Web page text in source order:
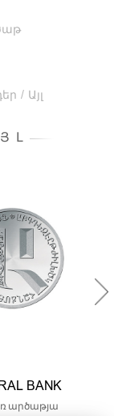
/ Այլ
BANK
արծաթյա